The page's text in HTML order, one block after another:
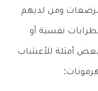
ومن لديهم
نفسية أو
بعض أمثلة للأعشاب